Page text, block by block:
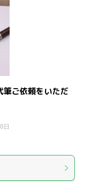
筆ご依頼をいただ
日